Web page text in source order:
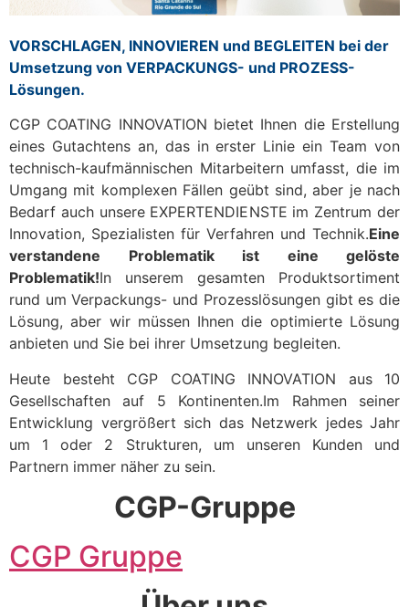
VORSCHLAGEN, INNOVIEREN und BEGLEITEN bei der
Umsetzung von VERPACKUNGS- und PROZESS-
Lösungen.
CGP COATING INNOVATION bietet Ihnen die Erstellung
eines Gutachtens an, das in erster Linie ein Team von
technisch-kaufmännischen Mitarbeitern umfasst, die im
Umgang mit komplexen Fällen geübt sind, aber je nach
Bedarf auch unsere EXPERTENDIENSTE im Zentrum der
Innovation, Spezialisten für Verfahren und Technik.Eine
verstandene Problematik ist eine gelöste
Problematik!In unserem gesamten Produktsortiment
rund um Verpackungs- und Prozesslösungen gibt es die
Lösung, aber wir müssen Ihnen die optimierte Lösung
anbieten und Sie bei ihrer Umsetzung begleiten.
Heute besteht CGP COATING INNOVATION aus 10
Gesellschaften auf 5 Kontinenten.Im Rahmen seiner
Entwicklung vergrößert sich das Netzwerk jedes Jahr
um 1 oder 2 Strukturen, um unseren Kunden und
Partnern immer näher zu sein.
CGP-Gruppe
CGP Gruppe